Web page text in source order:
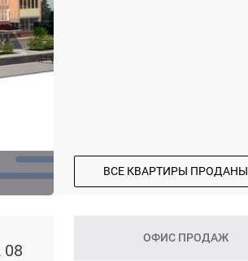
ВСЕ КВАРТИРЫ ПРОДАНЫ
ОФИС ПРОДАЖ